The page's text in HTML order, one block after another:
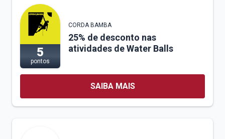
5
pontos
CORDA BAMBA
25% de desconto nas
atividades de Water Balls
SAIBA MAIS